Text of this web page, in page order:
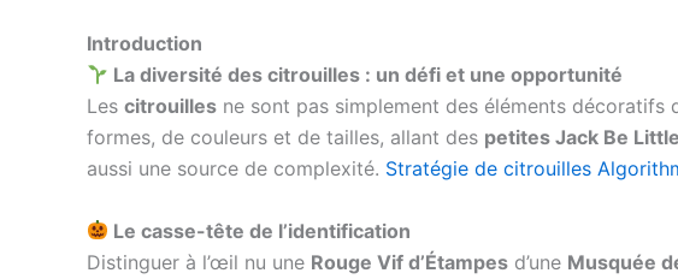
Introduction
La diversité des citrouilles : un défi et une opportunité
Les citrouilles ne sont pas simplement des éléments décoratifs
formes, de couleurs et de tailles, allant des petites Jack Be Little
aussi une source de complexité. Stratégie de citrouilles
Le casse-tête de l’identification
Distinguer à l’œil nu une Rouge Vif d’Étampes d’une Musquée